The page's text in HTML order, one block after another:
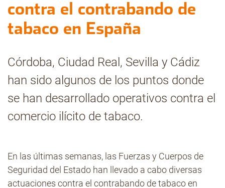
Pregúntanos
Estadísticas CMT
contra el contrabando de
tabaco en España
Córdoba, Ciudad Real, Sevilla y Cádiz
han sido algunos de los puntos donde
se han desarrollado operativos contra el
comercio ilícito de tabaco.
En las últimas semanas, las Fuerzas y Cuerpos de
Seguridad del Estado han llevado a cabo diversas
actuaciones contra el contrabando de tabaco en